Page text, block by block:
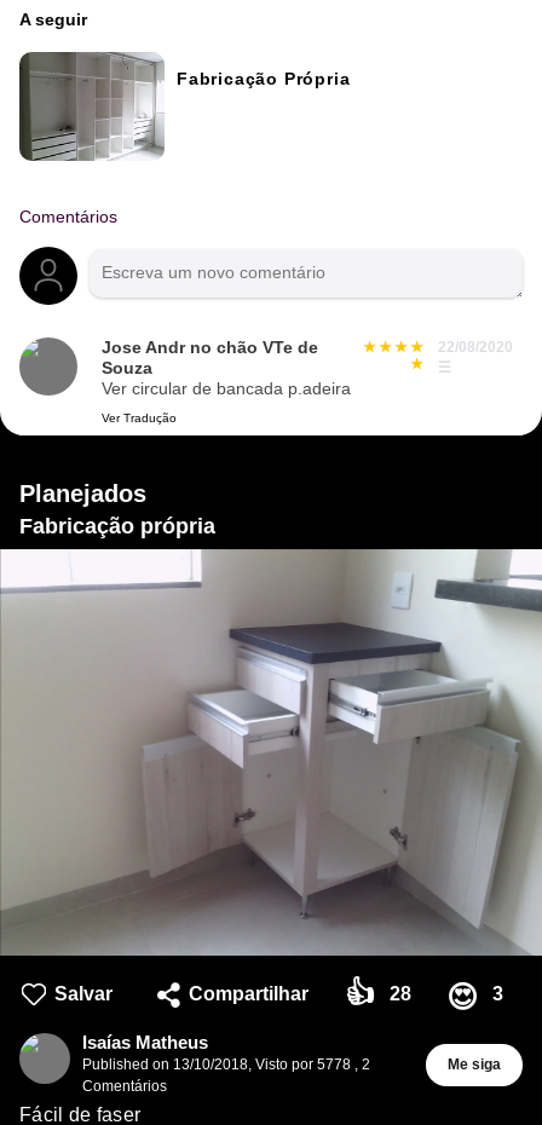
A seguir
Fabricação Própria
Comentários
Jose Andr no chão VTe de
Souza
22/08/2020
☰
Ver circular de bancada p.adeira
Ver Tradução
Planejados
Fabricação própria
Salvar Compartilhar 👍 28 😍 3
Isaías Matheus
Published on 13/10/2018, Visto por 5778 , 2
Comentários
Me siga
Fácil de faser